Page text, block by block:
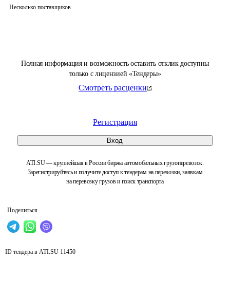
Полная информация и возможность оставить отклик доступны
только с лицензией «Тендеры»
Смотреть расценки
Регистрация
Вход
ATI.SU — крупнейшая в России биржа автомобильных грузоперевозок.
Зарегистрируйтесь и получите доступ к тендерам на перевозки, заявкам
на перевозку грузов и поиск транспорта
Поделиться
Несколько поставщиков
ID тендера в ATI.SU 11450